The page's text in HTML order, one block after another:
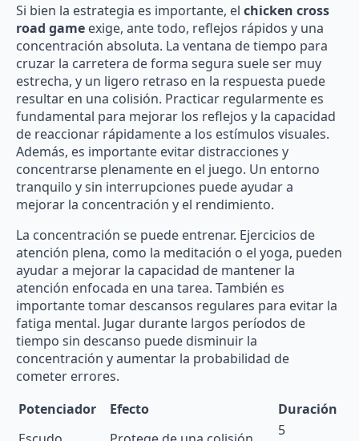
Si bien la estrategia es importante, el chicken cross
road game exige, ante todo, reflejos rápidos y una
concentración absoluta. La ventana de tiempo para
cruzar la carretera de forma segura suele ser muy
estrecha, y un ligero retraso en la respuesta puede
resultar en una colisión. Practicar regularmente es
fundamental para mejorar los reflejos y la capacidad
de reaccionar rápidamente a los estímulos visuales.
Además, es importante evitar distracciones y
concentrarse plenamente en el juego. Un entorno
tranquilo y sin interrupciones puede ayudar a
mejorar la concentración y el rendimiento.
La concentración se puede entrenar. Ejercicios de
atención plena, como la meditación o el yoga, pueden
ayudar a mejorar la capacidad de mantener la
atención enfocada en una tarea. También es
importante tomar descansos regulares para evitar la
fatiga mental. Jugar durante largos períodos de
tiempo sin descanso puede disminuir la
concentración y aumentar la probabilidad de
cometer errores.
Potenciador
Efecto
Duración
5